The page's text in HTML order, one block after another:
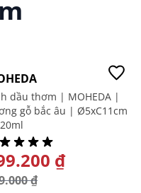
dầu thơm | MOHEDA |
gỗ bắc âu | Ø5xC11cm
ĐẶC BIỆT
₫
₫